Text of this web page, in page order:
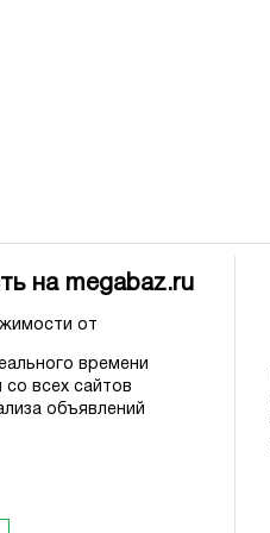
на megabaz.ru
от
времени
всех сайтов
объявлений